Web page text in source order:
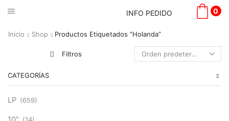
INFO PEDIDO 0
Inicio Shop Productos Etiquetados “Holanda”
Filtros
CATEGORÍAS
LP (659)